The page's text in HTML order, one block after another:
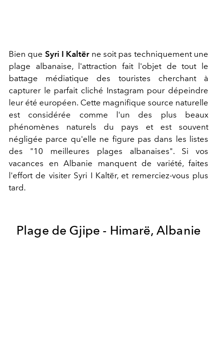
Bien que Syri I Kaltër ne soit pas techniquement une
plage albanaise, l'attraction fait l'objet de tout le
battage médiatique des touristes cherchant à
capturer le parfait cliché Instagram pour dépeindre
leur été européen. Cette magnifique source naturelle
est considérée comme l'un des plus beaux
phénomènes naturels du pays et est souvent
négligée parce qu'elle ne figure pas dans les listes
des "10 meilleures plages albanaises". Si vos
vacances en Albanie manquent de variété, faites
l'effort de visiter Syri I Kaltër, et remerciez-vous plus
tard.
Plage de Gjipe - Himarë, Albanie